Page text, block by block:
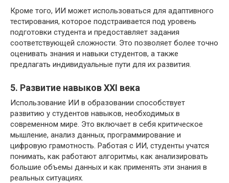
Кроме того, ИИ может использоваться для адаптивного
тестирования, которое подстраивается под уровень
подготовки студента и предоставляет задания
соответствующей сложности. Это позволяет более точно
оценивать знания и навыки студентов, а также
предлагать индивидуальные пути для их развития.
5. Развитие навыков XXI века
Использование ИИ в образовании способствует
развитию у студентов навыков, необходимых в
современном мире. Это включает в себя критическое
мышление, анализ данных, программирование и
цифровую грамотность. Работая с ИИ, студенты учатся
понимать, как работают алгоритмы, как анализировать
большие объемы данных и как применять эти знания в
реальных ситуациях.